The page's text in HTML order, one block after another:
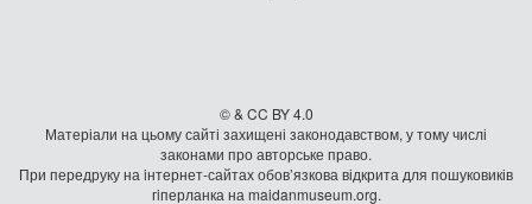
© & CC BY 4.0
Матеріали на цьому сайті захищені законодавством, у тому числі
законами про авторське право.
При передруку на iнтернет-сайтах обов’язкова відкрита для пошуковиків
гiперланка на maidanmuseum.org.